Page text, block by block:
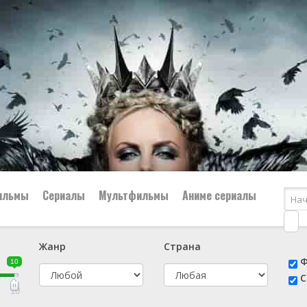
👨‍✈️ Военный
🕵️‍♂️ Детектив
Сериалы Мультфильмы Аниме сериалы
10
10
Жанр
Страна